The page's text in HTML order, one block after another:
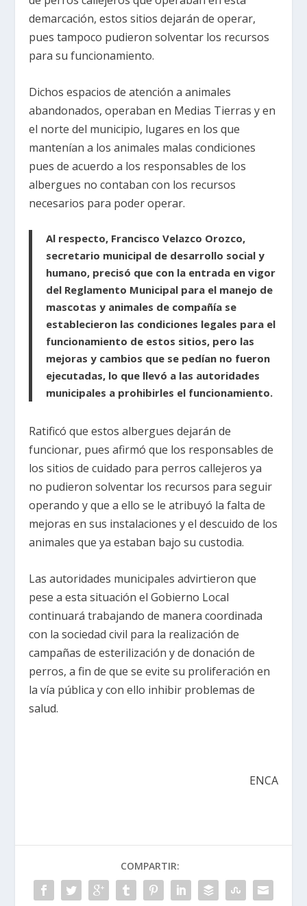
demarcación, estos sitios dejarán de operar,
pues tampoco pudieron solventar los recursos
para su funcionamiento.
Dichos espacios de atención a animales
abandonados, operaban en Medias Tierras y en
el norte del municipio, lugares en los que
mantenían a los animales malas condiciones
pues de acuerdo a los responsables de los
albergues no contaban con los recursos
necesarios para poder operar.
Al respecto, Francisco Velazco Orozco,
secretario municipal de desarrollo social y
humano, precisó que con la entrada en vigor
del Reglamento Municipal para el manejo de
mascotas y animales de compañía se
establecieron las condiciones legales para el
funcionamiento de estos sitios, pero las
mejoras y cambios que se pedían no fueron
ejecutadas, lo que llevó a las autoridades
municipales a prohibirles el funcionamiento.
Ratificó que estos albergues dejarán de
funcionar, pues afirmó que los responsables de
los sitios de cuidado para perros callejeros ya
no pudieron solventar los recursos para seguir
operando y que a ello se le atribuyó la falta de
mejoras en sus instalaciones y el descuido de los
animales que ya estaban bajo su custodia.
Las autoridades municipales advirtieron que
pese a esta situación el Gobierno Local
continuará trabajando de manera coordinada
con la sociedad civil para la realización de
campañas de esterilización y de donación de
perros, a fin de que se evite su proliferación en
la vía pública y con ello inhibir problemas de
salud.
ENCA
COMPARTIR: